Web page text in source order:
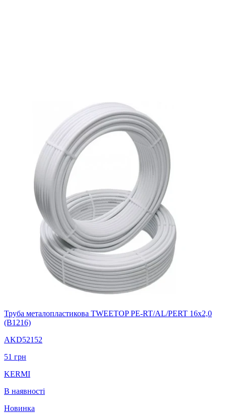
Труба металопластикова TWEETOP PE-RT/AL/PERT 16х2,0
(B1216)
AKD52152
51 грн
KERMI
В наявності
Новинка